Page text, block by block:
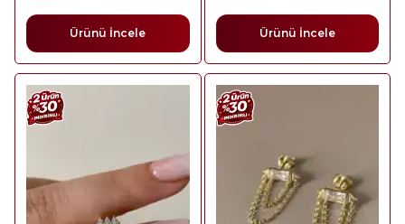
Ürünü İncele Ürünü İncele